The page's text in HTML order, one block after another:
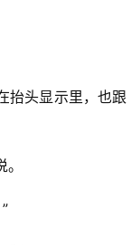
抬头显示里，也跟